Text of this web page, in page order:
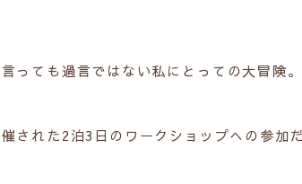
っても過言ではない私にとっての大冒険。
された2泊3日のワークショップへの参加だ